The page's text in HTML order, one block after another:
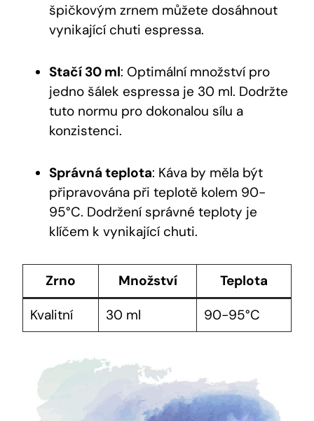
špičkovým zrnem můžete dosáhnout
vynikající chuti espressa.
Stačí 30 ml: Optimální množství pro
jedno šálek espressa je 30 ml. Dodržte
tuto normu pro dokonalou sílu a
konzistenci.
Správná teplota: Káva by měla být
připravována při teplotě kolem 90-
95°C. Dodržení správné teploty je
klíčem k vynikající chuti.
Zrno Množství
Teplota
Kvalitní
30 ml 90-95°C